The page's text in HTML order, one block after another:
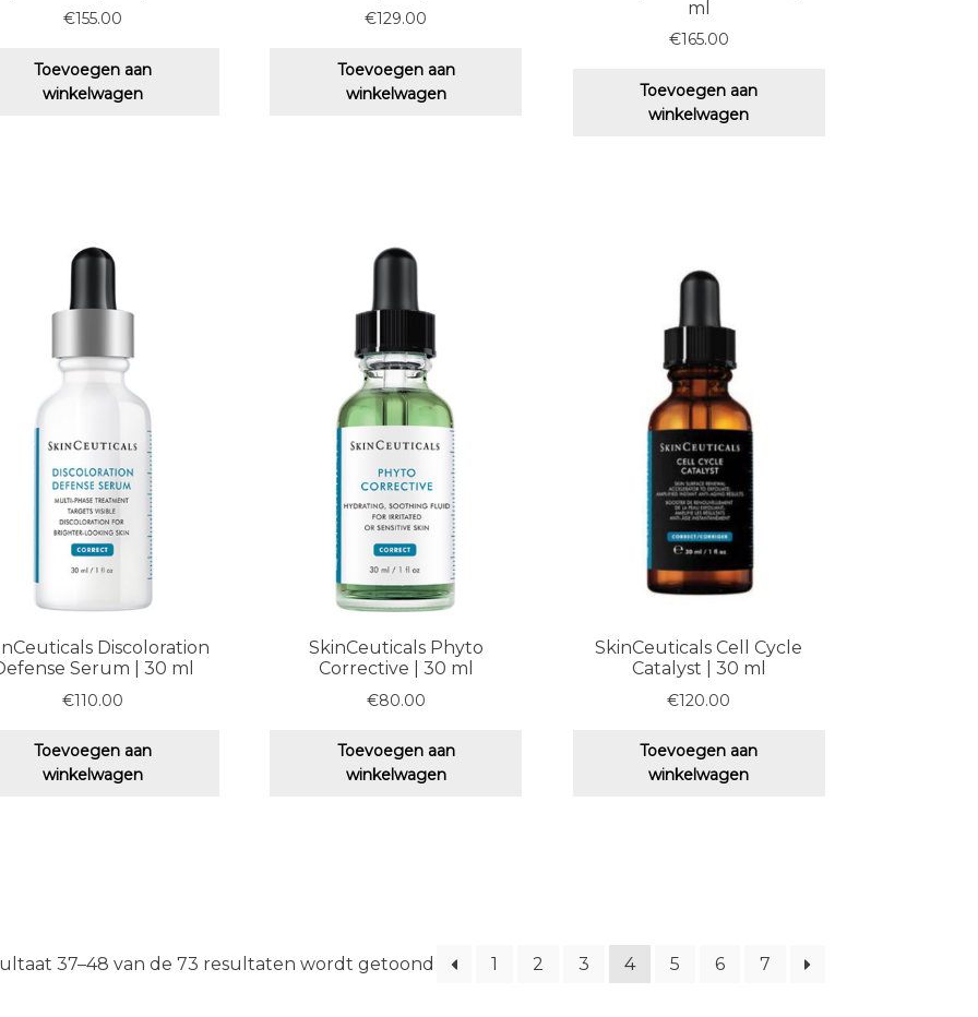
€155.00
Toevoegen aan
winkelwagen
€129.00
Toevoegen aan
winkelwagen
ml
€165.00
Toevoegen aan
winkelwagen
Discoloration
Serum | 30 ml
€110.00
Toevoegen aan
winkelwagen
SkinCeuticals Phyto
Corrective | 30 ml
€80.00
Toevoegen aan
winkelwagen
SkinCeuticals Cell Cycle
Catalyst | 30 ml
€120.00
Toevoegen aan
winkelwagen
37–48 van de 73 resultaten wordt getoond 1 2 3 4 5 6 7